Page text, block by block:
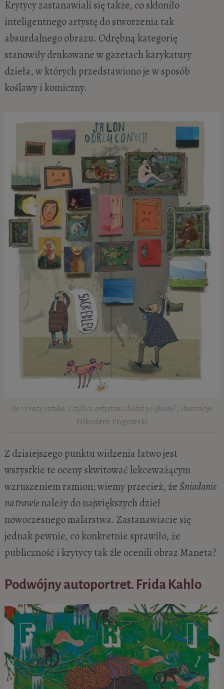
Krytycy zastanawiali się także, co skłoniło
inteligentnego artystę do stworzenia tak
absurdalnego obrazu. Odrębną kategorię
stanowiły drukowane w gazetach karykatury
dzieła, w których przedstawiono je w sposób
koślawy i komiczny.
Do 12 razy sztuka. Czyli co artystom chodzi po głowie?, ilustracje:
Nikodem Pręgowski
Z dzisiejszego punktu widzenia łatwo jest
wszystkie te oceny skwitować lekceważącym
wzruszeniem ramion; wiemy przecież, że Śniadanie
na trawienależy do największych dzieł
nowoczesnego malarstwa. Zastanawiacie się
jednak pewnie, co konkretnie sprawiło, że
publiczność i krytycy tak źle ocenili obraz Maneta?
Podwójny autoportret. Frida Kahlo